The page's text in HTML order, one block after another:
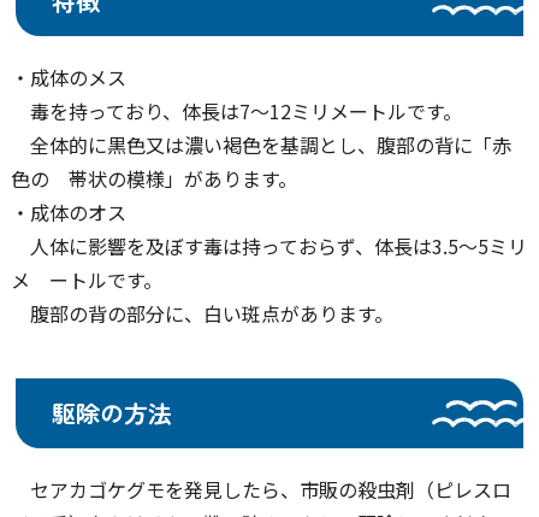
・成体のメス
毒を持っており、体長は7～12ミリメートルです。
全体的に黒色又は濃い褐色を基調とし、腹部の背に「赤
色の 帯状の模様」があります。
・成体のオス
人体に影響を及ぼす毒は持っておらず、体長は3.5～5ミリ
メ ートルです。
腹部の背の部分に、白い斑点があります。
駆除の方法
セアカゴケグモを発見したら、市販の殺虫剤（ピレスロ